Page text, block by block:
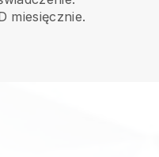
miesięcznie.